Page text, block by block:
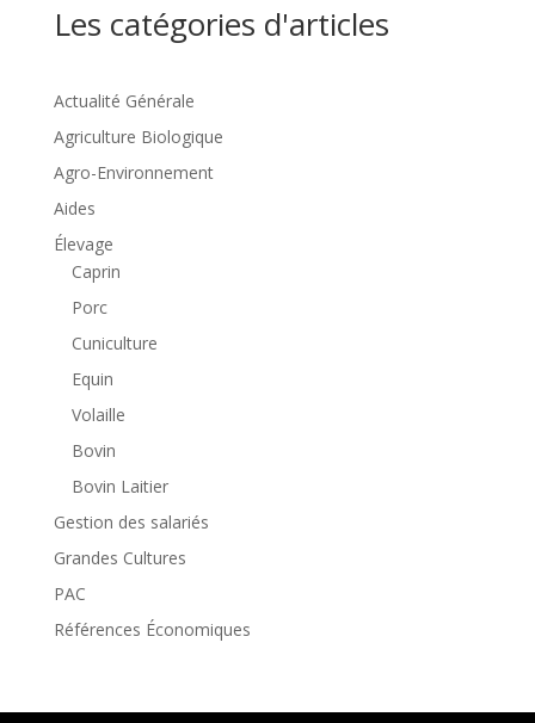
Les catégories d'articles
Actualité Générale
Agriculture Biologique
Agro-Environnement
Aides
Élevage
Caprin
Porc
Cuniculture
Equin
Volaille
Bovin
Bovin Laitier
Gestion des salariés
Grandes Cultures
PAC
Références Économiques